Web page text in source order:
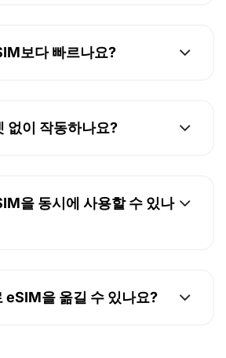
보다 빠르나요?
없이 작동하나요?
을 동시에 사용할 수 있나
을 옮길 수 있나요?